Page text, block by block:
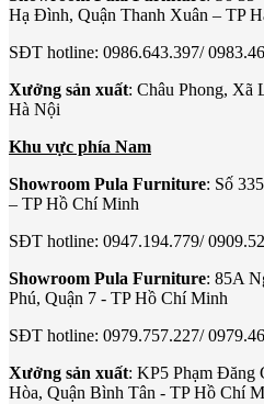
Hạ Đình, Quận Thanh Xuân – TP
SĐT hotline: 0986.643.397/
Xưởng sản xuất: Châu Phong, Xã
Hà Nội
Khu vực phía Nam
Showroom Pula Furniture: Số
– TP Hồ Chí Minh
SĐT hotline: 0947.194.779/
Showroom Pula Furniture: 85A
Phú, Quận 7 - TP Hồ Chí Minh
SĐT hotline: 0979.757.227/
Xưởng sản xuất: KP5 Phạm Đăng
Hòa, Quận Bình Tân - TP Hồ Chí